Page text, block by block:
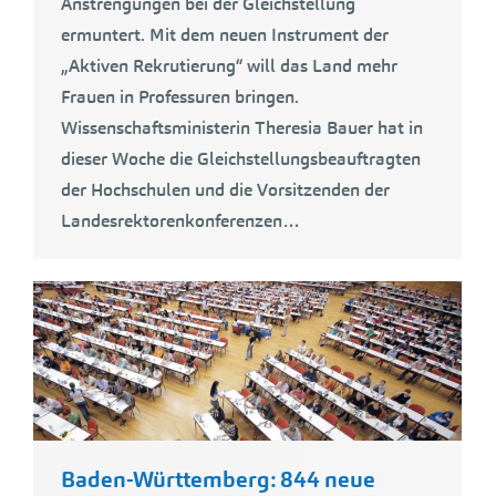
ermuntert. Mit dem neuen Instrument der
„Aktiven Rekrutierung“ will das Land mehr
Frauen in Professuren bringen.
Wissenschaftsministerin Theresia Bauer hat in
dieser Woche die Gleichstellungsbeauftragten
der Hochschulen und die Vorsitzenden der
Landesrektorenkonferenzen…
Baden-Württemberg: 844 neue